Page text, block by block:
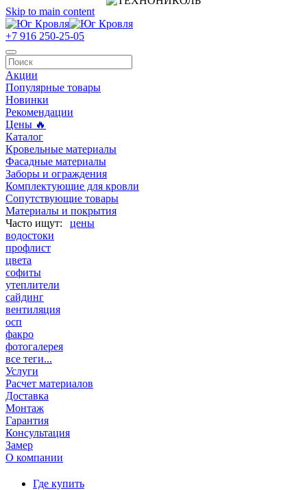
Skip to main content
+7 916 250-25-05
Акции
Популярные товары
Новинки
Рекомендации
Цены 🔥
Каталог
Кровельные материалы
Фасадные материалы
Заборы и ограждения
Комплектующие для кровли
Сопутствующие товары
Материалы и покрытия
цены
водостоки
профлист
цвета
софиты
утеплители
сайдинг
вентиляция
осп
факро
фотогалерея
все теги...
Услуги
Расчет материалов
Доставка
Монтаж
Гарантия
Консультация
Замер
О компании
Где купить